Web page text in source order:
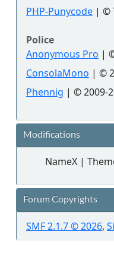
PHP-Punycode | ©
Police
Anonymous Pro |
ConsolaMono | ©
Phennig | © 2009-
Modifications
NameX |
Forum Copyrights
SMF 2.1.7 © 2026,